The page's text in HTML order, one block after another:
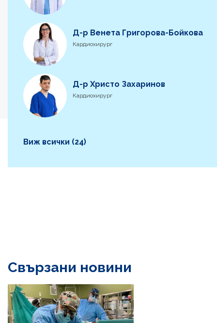
Д-р Венета Григорова-Бойкова
Кардиохирург
Д-р Христо Захаринов
Кардиохирург
Виж всички (24)
Свързани новини